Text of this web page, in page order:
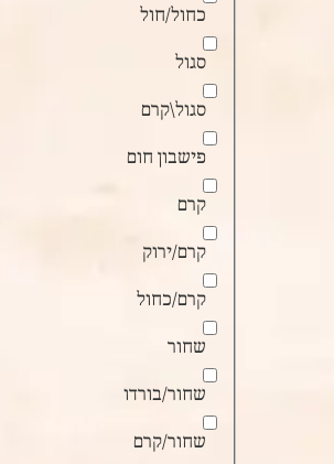
כחול/חול
סגול
סגול\קרם
פישבון חום
קרם
קרם/ירוק
קרם/כחול
שחור
שחור/בורדו
שחור/קרם